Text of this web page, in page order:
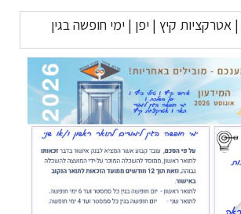
| אטרקציות קיץ | יפן | ימי חופשה בגין